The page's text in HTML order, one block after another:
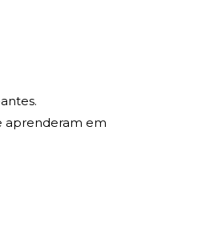
aprenderam em